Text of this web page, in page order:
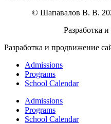
© Шапавалов В. В.
Разработка
Разработка и продвижение
Admissions
Programs
School Calendar
Admissions
Programs
School Calendar